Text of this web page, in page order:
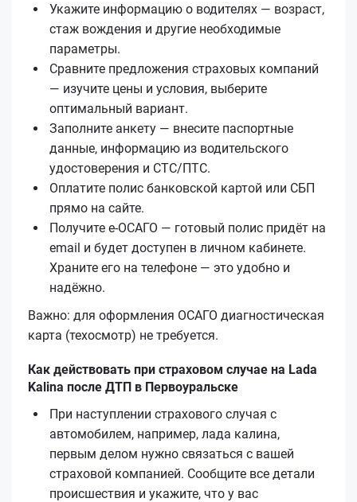
Укажите информацию о водителях — возраст,
стаж вождения и другие необходимые
параметры.
Сравните предложения страховых компаний
— изучите цены и условия, выберите
оптимальный вариант.
Заполните анкету — внесите паспортные
данные, информацию из водительского
удостоверения и СТС/ПТС.
Оплатите полис банковской картой или СБП
прямо на сайте.
Получите е‑ОСАГО — готовый полис придёт на
email и будет доступен в личном кабинете.
Храните его на телефоне — это удобно и
надёжно.
Важно: для оформления ОСАГО диагностическая
карта (техосмотр) не требуется.
Как действовать при страховом случае на Lada
Kalina после ДТП в Первоуральске
При наступлении страхового случая с
автомобилем, например, лада калина,
первым делом нужно связаться с вашей
страховой компанией. Сообщите все детали
происшествия и укажите, что у вас